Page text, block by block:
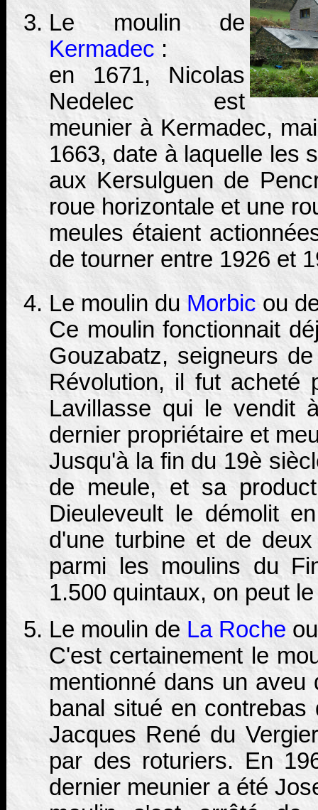
Le moulin de
Kermadec :
en 1671, Nicolas
Nedelec est
meunier à Kermadec,
1663, date à laquelle les
aux Kersulguen de
roue horizontale et une
meules étaient
de tourner entre 1926 et
Le moulin du Morbic ou
Ce moulin fonctionnait
Gouzabatz, seigneurs
Révolution, il fut acheté
Lavillasse qui le vendit
dernier propriétaire et
Jusqu'à la fin du 19è
de meule, et sa
Dieuleveult le démolit
d'une turbine et de
parmi les moulins du
1.500 quintaux, on peut
Le moulin de La Roche
C'est certainement le
mentionné dans un
banal situé en
Jacques René du
par des roturiers. En
dernier meunier a été